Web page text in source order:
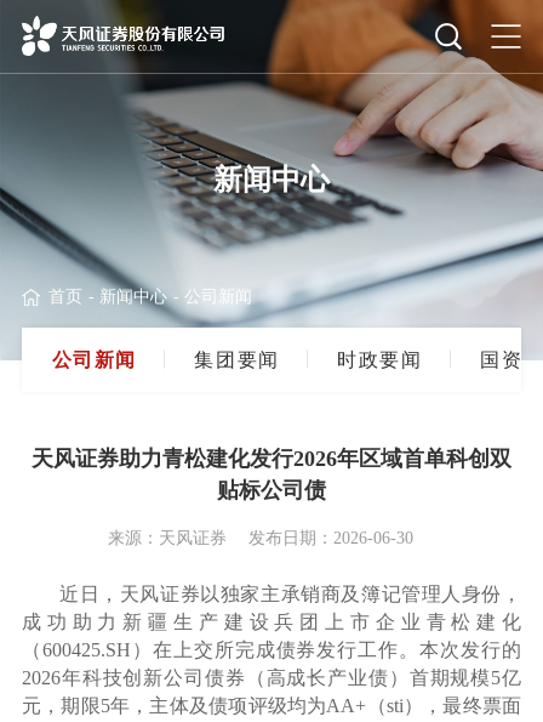
新闻中心
首页 - 新闻中心 - 公司新闻
公司 新闻 集 团 要闻 时政要闻 国 资要
天风证券助力青松建化发行2026年区域首单科创双
贴标公司债
来源：天风证券 发布日期：2026-06-30
近日，天风证券以独家主承销商及簿记管理人身份，
成功助力新疆生产建设兵团上市企业青松建化
（600425.SH）在上交所完成债券发行工作。本次发行的
2026年科技创新公司债券（高成长产业债）首期规模5亿
元，期限5年，主体及债项评级均为AA+（sti），最终票面